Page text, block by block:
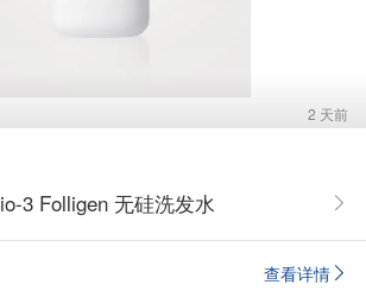
2 天前
3 Folligen 无硅洗发水
查看详情